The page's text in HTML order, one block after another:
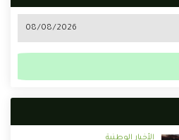
الأخبار الوطنية